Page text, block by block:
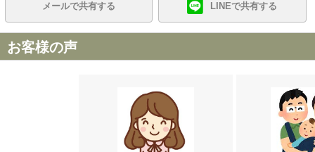
メールで共有する LINEで共有する
お客様の声